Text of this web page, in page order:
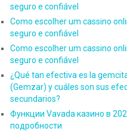
seguro e confiável
Como escolher um cassino
seguro e confiável
Como escolher um cassino
seguro e confiável
¿Qué tan efectiva es la
(Gemzar) y cuáles son sus
secundarios?
Функции Vavada казино в
подробности